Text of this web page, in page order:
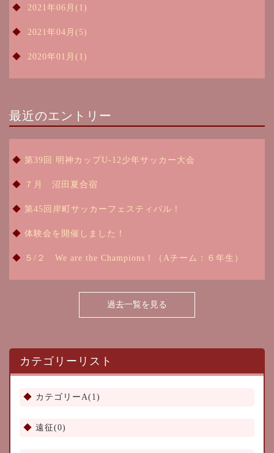
2021年06月(1)
2021年04月(5)
2020年01月(1)
最近のエントリー
第39回 明神カップU-12少年サッカー大会
７月 沼田夏合宿
第45回岸町サッカーフェスティバル！
体験会を開催しました！
５/２ We are the Champions！（Aチーム：６年生）
過去一覧を見る
カテゴリーリスト
カテゴリーA(1)
遠征(0)